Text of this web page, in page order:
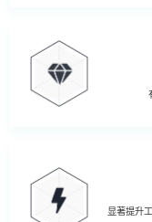
显著提升